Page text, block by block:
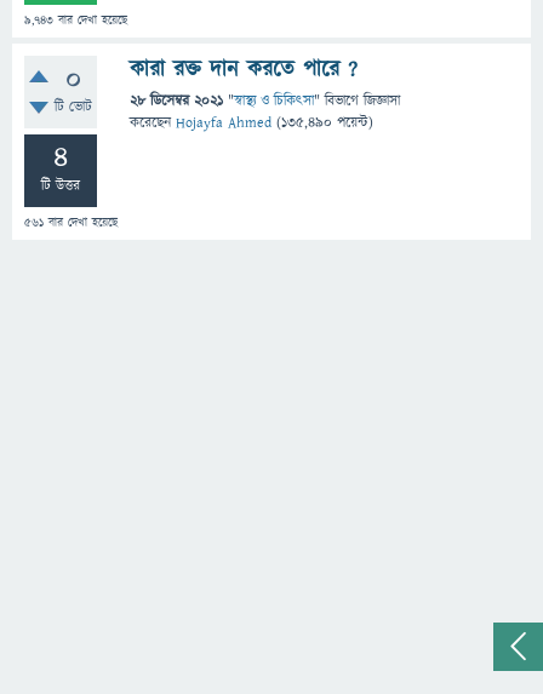
9,743 বার দেখা হয়েছে
0
টি ভোট
4
টি উত্তর
561 বার দেখা হয়েছে
কারা রক্ত ​​দান করতে পারে ?
28 ডিসেম্বর 2021 "স্বাস্থ্য ও চিকিৎসা" বিভাগে জিজ্ঞাসা
করেছেনHojayfa Ahmed (135,490 পয়েন্ট)